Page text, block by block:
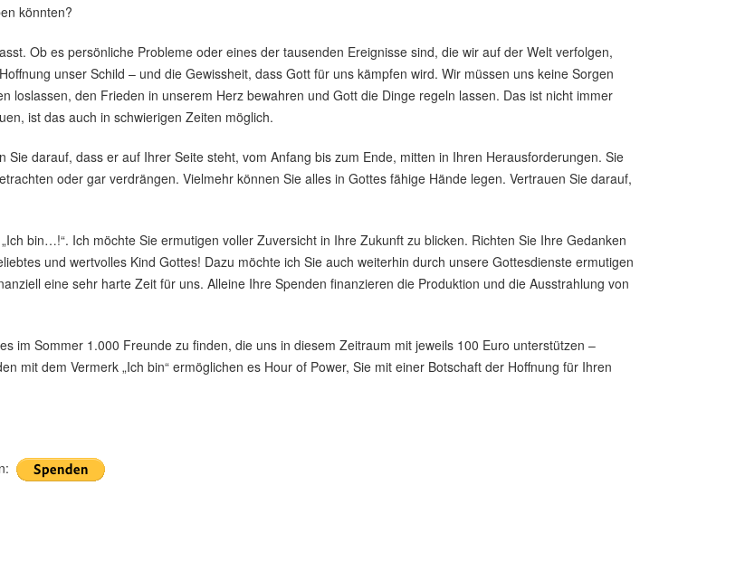
könnten?
Ob es persönliche Probleme oder eines der tausenden Ereignisse sind, die wir auf der Welt verfolgen,
unser Schild – und die Gewissheit, dass Gott für uns kämpfen wird. Wir müssen uns keine Sorgen
loslassen, den Frieden in unserem Herz bewahren und Gott die Dinge regeln lassen. Das ist nicht immer
ist das auch in schwierigen Zeiten möglich.
Sie darauf, dass er auf Ihrer Seite steht, vom Anfang bis zum Ende, mitten in Ihren Herausforderungen. Sie
oder gar verdrängen. Vielmehr können Sie alles in Gottes fähige Hände legen. Vertrauen Sie darauf,
bin…!“. Ich möchte Sie ermutigen voller Zuversicht in Ihre Zukunft zu blicken. Richten Sie Ihre Gedanken
und wertvolles Kind Gottes! Dazu möchte ich Sie auch weiterhin durch unsere Gottesdienste ermutigen
eine sehr harte Zeit für uns. Alleine Ihre Spenden finanzieren die Produktion und die Ausstrahlung von
im Sommer 1.000 Freunde zu finden, die uns in diesem Zeitraum mit jeweils 100 Euro unterstützen –
mit dem Vermerk „Ich bin“ ermöglichen es Hour of Power, Sie mit einer Botschaft der Hoffnung für Ihren